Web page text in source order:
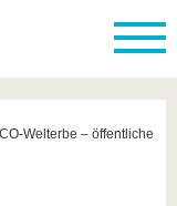
Welterbe – öffentliche